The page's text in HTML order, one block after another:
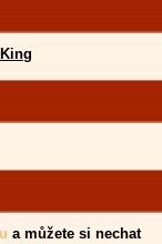
King
a můžete si nechat